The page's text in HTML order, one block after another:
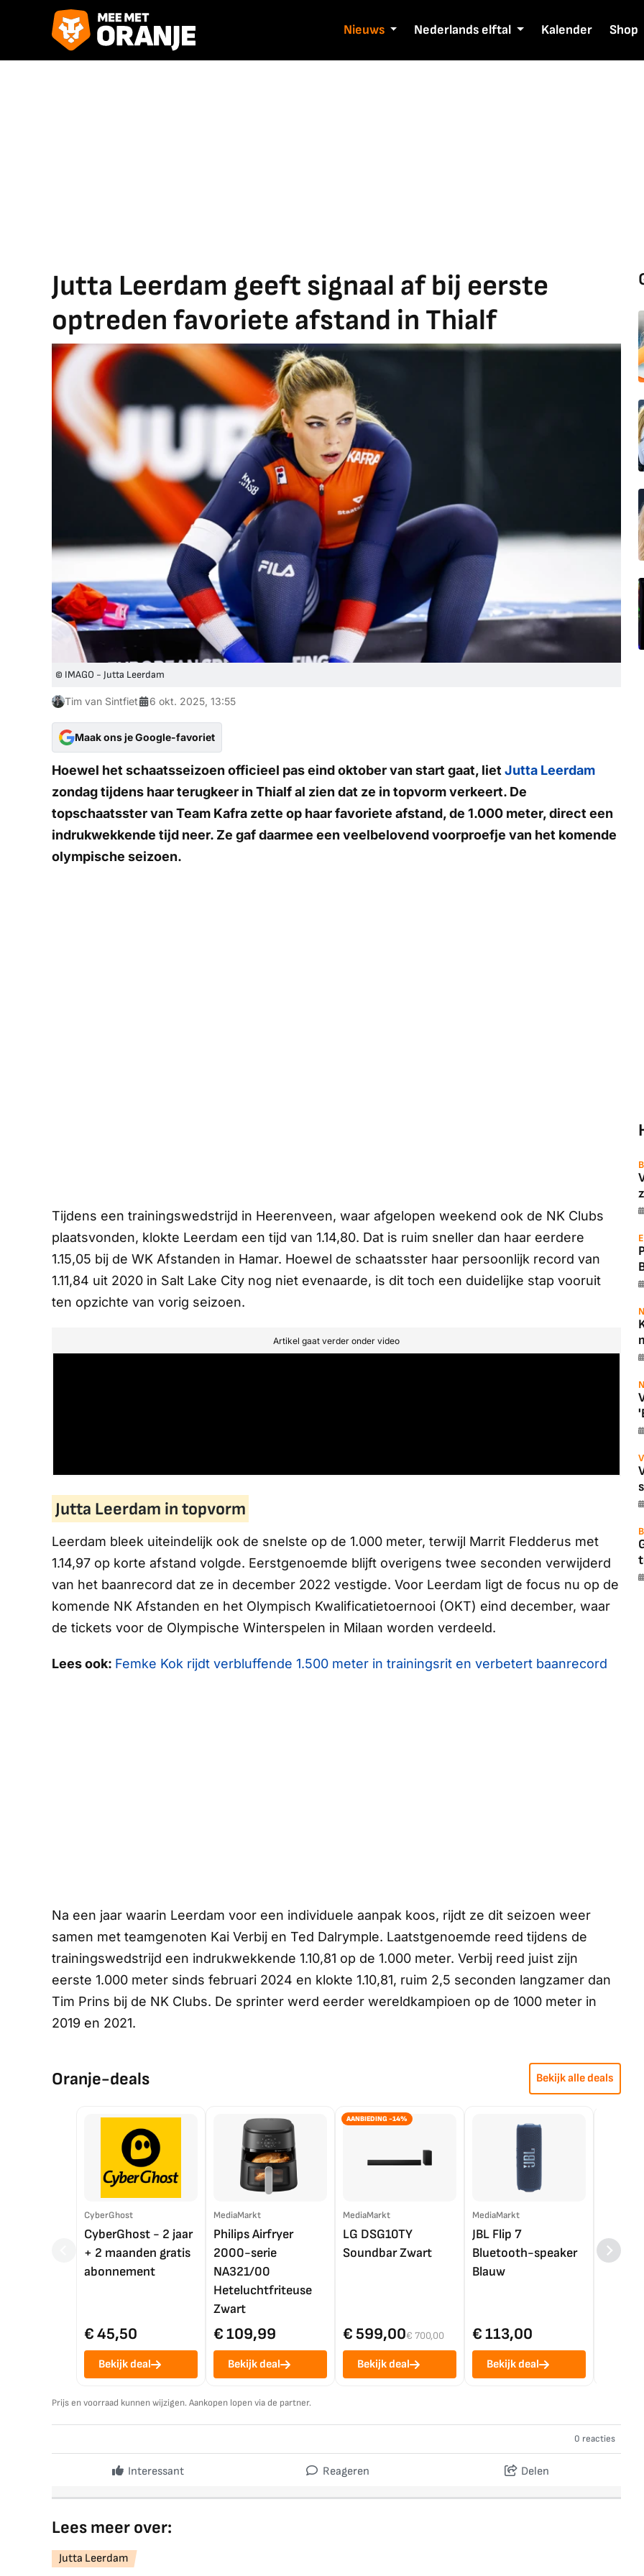
Nieuws Nederlands elftal Kalender Shop
Jutta Leerdam geeft signaal af bij eerste
optreden favoriete afstand in Thialf
© IMAGO - Jutta Leerdam
Tim van Sintfiet 6 okt. 2025, 13:55
Maak ons je Google-favoriet
Hoewel het schaatsseizoen officieel pas eind oktober van start gaat, lietJutta Leerdam
zondag tijdens haar terugkeer in Thialf al zien dat ze in topvorm verkeert. De
topschaatsster van Team Kafra zette op haar favoriete afstand, de 1.000 meter, direct een
indrukwekkende tijd neer. Ze gaf daarmee een veelbelovend voorproefje van het komende
olympische seizoen.
Tijdens een trainingswedstrijd in Heerenveen, waar afgelopen weekend ook de NK Clubs
plaatsvonden, klokte Leerdam een tijd van 1.14,80. Dat is ruim sneller dan haar eerdere
1.15,05 bij de WK Afstanden in Hamar. Hoewel de schaatsster haar persoonlijk record van
1.11,84 uit 2020 in Salt Lake City nog niet evenaarde, is dit toch een duidelijke stap vooruit
ten opzichte van vorig seizoen.
Artikel gaat verder onder video
Jutta Leerdam in topvorm
Leerdam bleek uiteindelijk ook de snelste op de 1.000 meter, terwijl Marrit Fledderus met
1.14,97 op korte afstand volgde. Eerstgenoemde blijft overigens twee seconden verwijderd
van het baanrecord dat ze in december 2022 vestigde. Voor Leerdam ligt de focus nu op de
komende NK Afstanden en het Olympisch Kwalificatietoernooi (OKT) eind december, waar
de tickets voor de Olympische Winterspelen in Milaan worden verdeeld.
Lees ook: Femke Kok rijdt verbluffende 1.500 meter in trainingsrit en verbetert baanrecord
Na een jaar waarin Leerdam voor een individuele aanpak koos, rijdt ze dit seizoen weer
samen met teamgenoten Kai Verbij en Ted Dalrymple. Laatstgenoemde reed tijdens de
trainingswedstrijd een indrukwekkende 1.10,81 op de 1.000 meter. Verbij reed juist zijn
eerste 1.000 meter sinds februari 2024 en klokte 1.10,81, ruim 2,5 seconden langzamer dan
Tim Prins bij de NK Clubs. De sprinter werd eerder wereldkampioen op de 1000 meter in
2019 en 2021.
Oranje-deals Bekijk alle deals
CyberGhost
CyberGhost - 2 jaar
+ 2 maanden gratis
abonnement
€ 45,50
Bekijk deal
MediaMarkt
Philips Airfryer
2000-serie
NA321/00
Heteluchtfriteuse
Zwart
€ 109,99
Bekijk deal
AANBIEDING -14%
MediaMarkt
LG DSG10TY
Soundbar Zwart
€ 599,00€ 700,00
Bekijk deal
MediaMarkt
JBL Flip 7
Bluetooth-speaker
Blauw
€ 113,00
Bekijk deal
4K TV
Prijs en voorraad kunnen wijzigen. Aankopen lopen via de partner.
0 reacties
Interessant Reageren Delen
Lees meer over:
Jutta Leerdam